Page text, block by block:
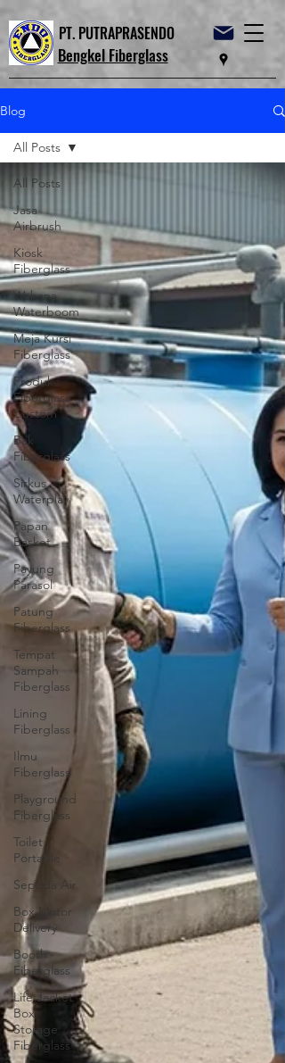
PT. PUTRAPRASENDO
Bengkel Fiberglass
Blog
All Posts
Jasa
Airbrush
Kiosk
Fiberglass
Wahana
Waterboom
Meja Kursi
Fiberglass
Produk
Fiberglass
Custom
Bak
Fiberglass
Sirkus
Waterplay
Papan
Basket
Payung
Parasol
Patung
Fiberglass
Tempat
Sampah
Fiberglass
Lining
Fiberglass
Ilmu
Fiberglass
Playground
Fiberglass
Toilet
Portable
Sepeda Air
Box Motor
Delivery
Booth
Fiberglass
Life Jacket
Box
Storage
Fiberglass
All Posts